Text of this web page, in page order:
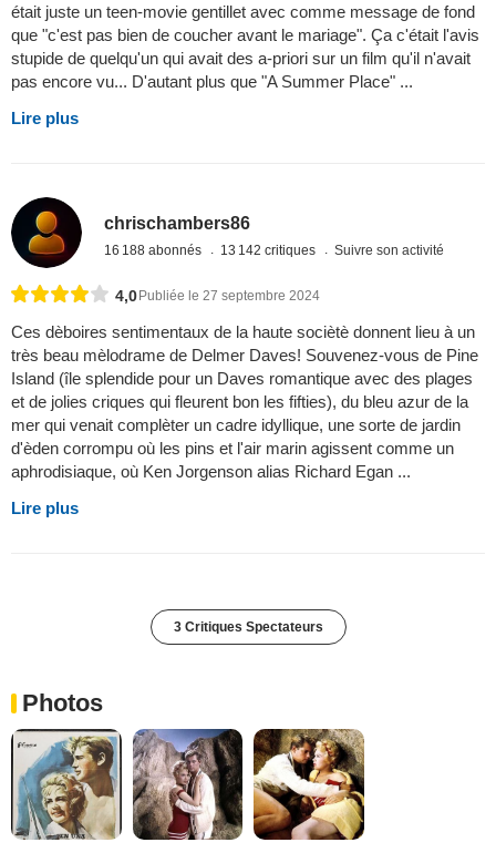
était juste un teen-movie gentillet avec comme message de fond
que "c'est pas bien de coucher avant le mariage". Ça c'était l'avis
stupide de quelqu'un qui avait des a-priori sur un film qu'il n'avait
pas encore vu... D'autant plus que "A Summer Place" ...
Lire plus
chrischambers86
16 188 abonnés 13 142 critiques Suivre son activité
4,0 Publiée le 27 septembre 2024
Ces dèboires sentimentaux de la haute sociètè donnent lieu à un
très beau mèlodrame de Delmer Daves! Souvenez-vous de Pine
Island (île splendide pour un Daves romantique avec des plages
et de jolies criques qui fleurent bon les fifties), du bleu azur de la
mer qui venait complèter un cadre idyllique, une sorte de jardin
d'èden corrompu où les pins et l'air marin agissent comme un
aphrodisiaque, où Ken Jorgenson alias Richard Egan ...
Lire plus
3 Critiques Spectateurs
Photos